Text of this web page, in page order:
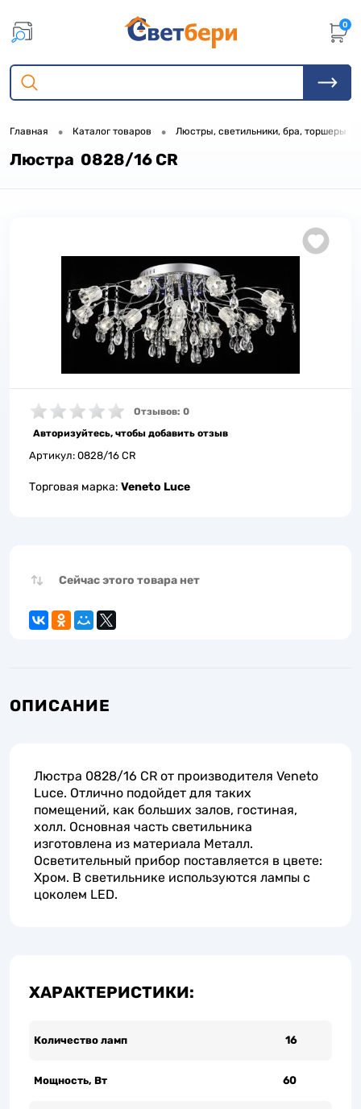
0
Главная • Каталог товаров • Люстры, светильники, бра, торшеры
Люстра 0828/16 CR
Отзывов: 0
Авторизуйтесь, чтобы добавить отзыв
Артикул: 0828/16 CR
Торговая марка: Veneto Luce
Сейчас этого товара нет
ОПИСАНИЕ
Люстра 0828/16 CR от производителя Veneto
Luce. Отлично подойдет для таких
помещений, как больших залов, гостиная,
холл. Основная часть светильника
изготовлена из материала Металл.
Осветительный прибор поставляется в цвете:
Хром. В светильнике используются лампы с
цоколем LED.
ХАРАКТЕРИСТИКИ:
Количество ламп 16
Мощность, Вт 60